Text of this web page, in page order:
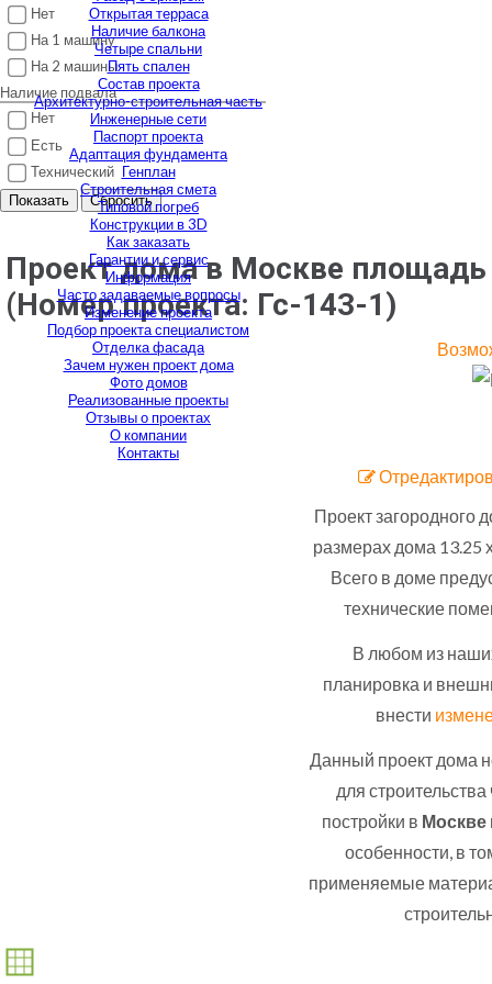
Открытая терраса
Наличие балкона
Четыре спальни
Пять спален
Состав проекта
Архитектурно-строительная часть
Инженерные сети
Паспорт проекта
Адаптация фундамента
Генплан
Строительная смета
Типовой погреб
Конструкции в 3D
Как заказать
Гарантии и сервис
Информация
Часто задаваемые вопросы
Изменение проекта
Подбор проекта специалистом
Отделка фасада
Зачем нужен проект дома
Фото домов
Реализованные проекты
Отзывы о проектах
О компании
Контакты
Нет
На 1 машину
На 2 машины
Наличие подвала
Нет
Есть
Технический
Показать Сбросить
Проект дома в Москве
(Номер проекта: Гс-143-1)
Проект загородного
размерах дома 13.25
Всего в доме
технические
В любом из
планировка и
внести
Данный проект дома
для
постройки в Москве
особенности, в
применяемые